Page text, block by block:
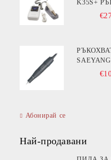
K35S+
ОБОРОТА
РЪКОХВАТКА
Абонирай се
Най-продавани